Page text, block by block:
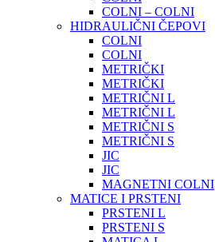
COLNI – COLNI
HIDRAULIČNI ČEPOVI
COLNI
COLNI
METRIČKI
METRIČKI
METRIČNI L
METRIČNI L
METRIČNI S
METRIČNI S
JIC
JIC
MAGNETNI COLNI
MATICE I PRSTENI
PRSTENI L
PRSTENI S